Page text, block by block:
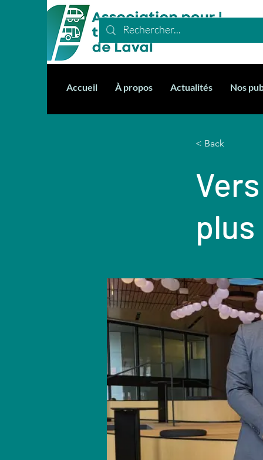
Accueil À propos Actualités Nos
< Back